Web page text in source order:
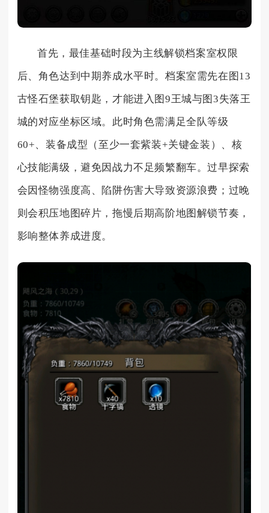
首先，最佳基础时段为主线解锁档案室权限
后、角色达到中期养成水平时。档案室需先在图13
古怪石堡获取钥匙，才能进入图9王城与图3失落王
城的对应坐标区域。此时角色需满足全队等级
60+、装备成型（至少一套紫装+关键金装）、核
心技能满级，避免因战力不足频繁翻车。过早探索
会因怪物强度高、陷阱伤害大导致资源浪费；过晚
则会积压地图碎片，拖慢后期高阶地图解锁节奏，
影响整体养成进度。